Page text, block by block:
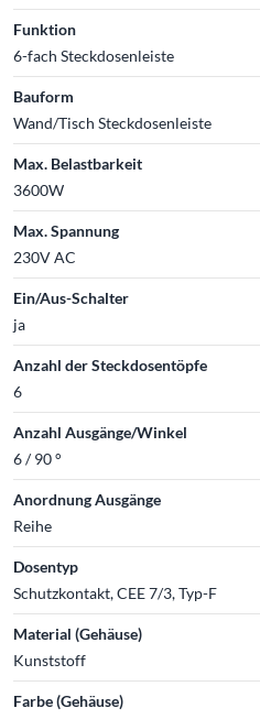
Funktion
6-fach Steckdosenleiste
Bauform
Wand/Tisch Steckdosenleiste
Max. Belastbarkeit
3600W
Max. Spannung
230V AC
Ein/Aus-Schalter
ja
Anzahl der Steckdosentöpfe
6
Anzahl Ausgänge/Winkel
6 / 90 °
Anordnung Ausgänge
Reihe
Dosentyp
Schutzkontakt, CEE 7/3, Typ-F
Material (Gehäuse)
Kunststoff
Farbe (Gehäuse)